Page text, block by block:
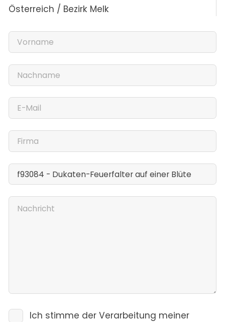
Österreich / Bezirk Melk
Ich stimme der Verarbeitung meiner